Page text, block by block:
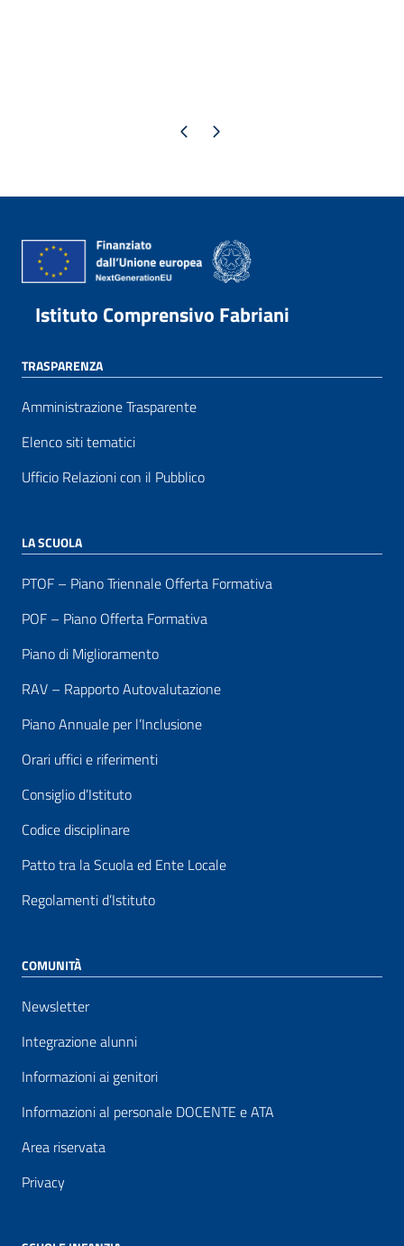
Pagina precedente
Pagina successiva
Istituto Comprensivo Fabriani
TRASPARENZA
Amministrazione Trasparente
Elenco siti tematici
Ufficio Relazioni con il Pubblico
LA SCUOLA
PTOF – Piano Triennale Offerta Formativa
POF – Piano Offerta Formativa
Piano di Miglioramento
RAV – Rapporto Autovalutazione
Piano Annuale per l’Inclusione
Orari uffici e riferimenti
Consiglio d’Istituto
Codice disciplinare
Patto tra la Scuola ed Ente Locale
Regolamenti d’Istituto
COMUNITÀ
Newsletter
Integrazione alunni
Informazioni ai genitori
Informazioni al personale DOCENTE e ATA
Area riservata
Privacy